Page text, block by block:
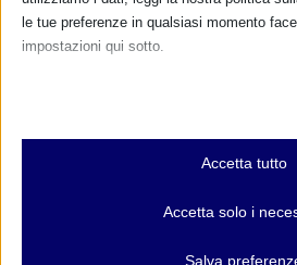
Plasmon, “ha scelto di essere
le tue preferenze in qualsiasi momento
impostazioni qui sotto.
Essenziali
I cookie e i servizi essenziali abilitano le
e servizi non richiedono il consenso
Accetta tutto
Accetta solo i
Salva